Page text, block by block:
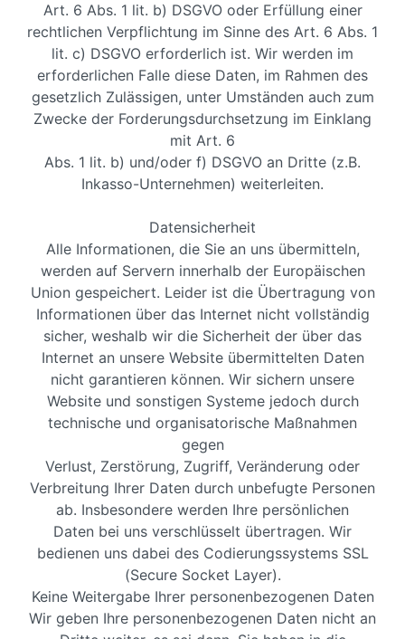
Art. 6 Abs. 1 lit. b) DSGVO oder Erfüllung einer
rechtlichen Verpflichtung im Sinne des Art. 6 Abs. 1
lit. c) DSGVO erforderlich ist. Wir werden im
erforderlichen Falle diese Daten, im Rahmen des
gesetzlich Zulässigen, unter Umständen auch zum
Zwecke der Forderungsdurchsetzung im Einklang
mit Art. 6
Abs. 1 lit. b) und/oder f) DSGVO an Dritte (z.B.
Inkasso-Unternehmen) weiterleiten.
Datensicherheit
Alle Informationen, die Sie an uns übermitteln,
werden auf Servern innerhalb der Europäischen
Union gespeichert. Leider ist die Übertragung von
Informationen über das Internet nicht vollständig
sicher, weshalb wir die Sicherheit der über das
Internet an unsere Website übermittelten Daten
nicht garantieren können. Wir sichern unsere
Website und sonstigen Systeme jedoch durch
technische und organisatorische Maßnahmen
gegen
Verlust, Zerstörung, Zugriff, Veränderung oder
Verbreitung Ihrer Daten durch unbefugte Personen
ab. Insbesondere werden Ihre persönlichen
Daten bei uns verschlüsselt übertragen. Wir
bedienen uns dabei des Codierungssystems SSL
(Secure Socket Layer).
Keine Weitergabe Ihrer personenbezogenen Daten
Wir geben Ihre personenbezogenen Daten nicht an